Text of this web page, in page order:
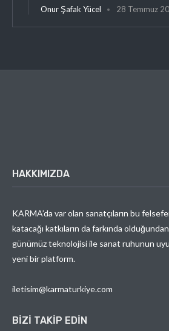
Onur Şafak Yücel 28 Temmuz
HAKKIMIZDA
KARMA’da var olan sanatçıların bu
katacağı katkıların da farkında
günümüz teknolojisi ile sanat ruhunun
yeni bir platform.
iletisim@karmaturkiye.com
BIZI TAKIP EDIN